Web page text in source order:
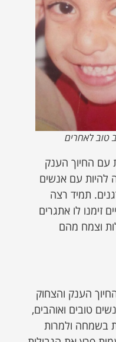
טוב לאחרים
עם החיוך הענק
להיות עם אנשים
תמיד רצה
זימנו לו אתגרים
וצמח מהם
הענק והצחוק
טובים ואוהבים,
בשמחה ולמרות